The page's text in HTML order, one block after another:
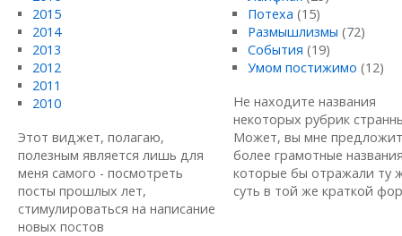
2015
2014
2013
2012
2011
2010
Этот виджет, полагаю,
полезным является лишь для
меня самого - посмотреть
посты прошлых лет,
стимулироваться на написание
новых постов
Потеха (15)
Размышлизмы (72)
События (19)
Умом постижимо (12)
Не находите названия
некоторых рубрик
Может, вы мне
более грамотные
которые бы отражали ту
суть в той же краткой